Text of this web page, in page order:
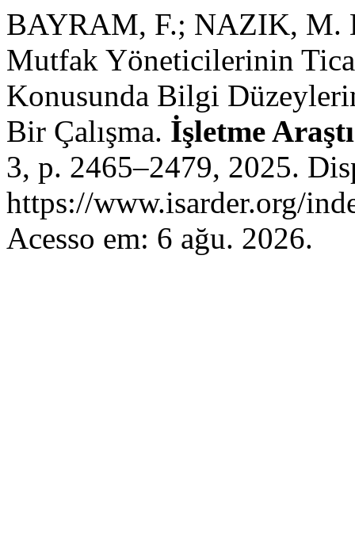
BAYRAM, F.; NAZIK, M.
Mutfak Yöneticilerinin
Konusunda Bilgi
Bir Çalışma. İşletme
3, p. 2465–2479, 2025.
https://www.isarder.org/
Acesso em: 6 ağu. 2026.